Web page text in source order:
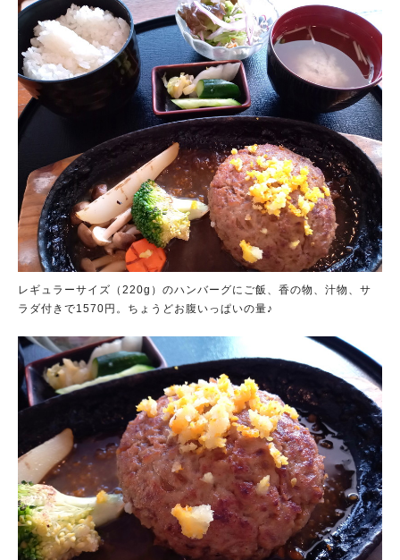
レギュラーサイズ（220g）のハンバーグにご飯、香の物、汁物、サ
ラダ付きで1570円。ちょうどお腹いっぱいの量♪